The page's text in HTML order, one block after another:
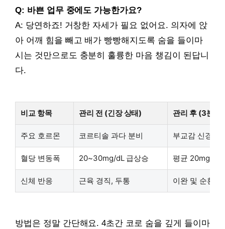
Q: 바쁜 업무 중에도 가능한가요?
A: 당연하죠! 거창한 자세가 필요 없어요. 의자에 앉
아 어깨 힘을 빼고 배가 빵빵해지도록 숨을 들이마
시는 것만으로도 충분히 훌륭한 마음 챙김이 된답니
다.
비교 항목 관리 전 (긴장 상태) 관리 후 (3분 호
주요 호르몬 코르티솔 과다 분비 부교감 신경 활
혈당 변동폭 20~30mg/dL 급상승 평균 20mg/dL
신체 반응 근육 경직, 두통 이완 및 순환
방법은 정말 간단해요. 4초간 코로 숨을 깊게 들이마